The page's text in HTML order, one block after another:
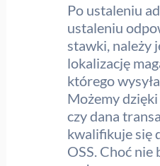
Po ustaleniu
ustaleniu
stawki, należy
lokalizację
którego
Możemy
czy dana
kwalifikuje się
OSS. Choć nie